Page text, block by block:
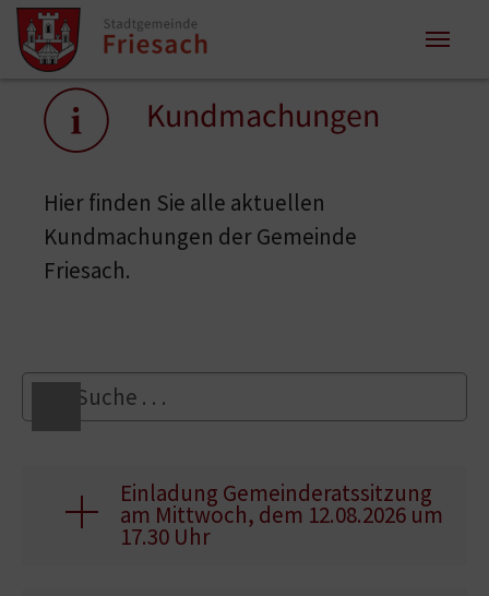
Zum Inhalt springen
Zum Seitenende springen
Sie sind hier: Kundmachungen
Hier finden Sie alle aktuellen
Kundmachungen der Gemeinde
Friesach.
Einladung Gemeinderatssitzung
am Mittwoch, dem 12.08.2026 um
17.30 Uhr